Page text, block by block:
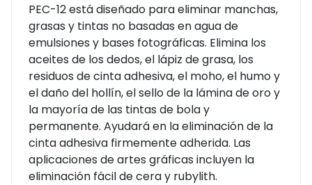
PEC-12 está diseñado para eliminar manchas,
grasas y tintas no basadas en agua de
emulsiones y bases fotográficas. Elimina los
aceites de los dedos, el lápiz de grasa, los
residuos de cinta adhesiva, el moho, el humo y
el daño del hollín, el sello de la lámina de oro y
la mayoría de las tintas de bola y
permanente. Ayudará en la eliminación de la
cinta adhesiva firmemente adherida. Las
aplicaciones de artes gráficas incluyen la
eliminación fácil de cera y rubylith.